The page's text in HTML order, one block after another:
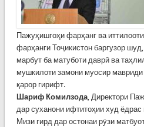
Пажуҳишгоҳи фарҳанг ва
фарҳанги Тоҷикистон баргузор
марбут ба матуботи даврӣ ва
мушкилоти замони муосир мавриди
қарор гирифт.
Шариф Комилзода, Директори
дар суханони ифтитоҳии худ ёдрас
Мизи гирд дар остонаи рӯзи